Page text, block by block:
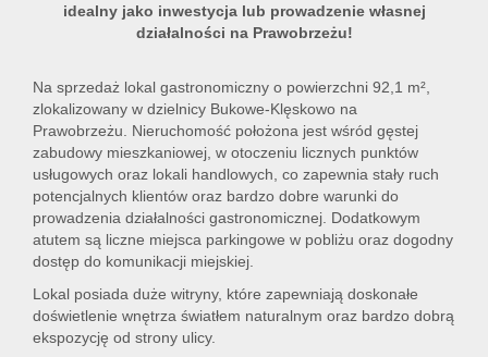
idealny jako inwestycja lub prowadzenie własnej
działalności na Prawobrzeżu!
Na sprzedaż lokal gastronomiczny o powierzchni 92,1 m²,
zlokalizowany w dzielnicy Bukowe-Klęskowo na
Prawobrzeżu. Nieruchomość położona jest wśród gęstej
zabudowy mieszkaniowej, w otoczeniu licznych punktów
usługowych oraz lokali handlowych, co zapewnia stały ruch
potencjalnych klientów oraz bardzo dobre warunki do
prowadzenia działalności gastronomicznej. Dodatkowym
atutem są liczne miejsca parkingowe w pobliżu oraz dogodny
dostęp do komunikacji miejskiej.
Lokal posiada duże witryny, które zapewniają doskonałe
doświetlenie wnętrza światłem naturalnym oraz bardzo dobrą
ekspozycję od strony ulicy.